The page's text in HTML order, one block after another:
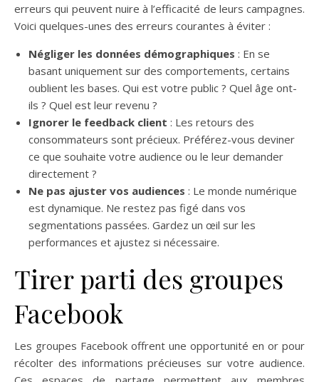
erreurs qui peuvent nuire à l’efficacité de leurs campagnes.
Voici quelques-unes des erreurs courantes à éviter :
Négliger les données démographiques : En se
basant uniquement sur des comportements, certains
oublient les bases. Qui est votre public ? Quel âge ont-
ils ? Quel est leur revenu ?
Ignorer le feedback client : Les retours des
consommateurs sont précieux. Préférez-vous deviner
ce que souhaite votre audience ou le leur demander
directement ?
Ne pas ajuster vos audiences : Le monde numérique
est dynamique. Ne restez pas figé dans vos
segmentations passées. Gardez un œil sur les
performances et ajustez si nécessaire.
Tirer parti des groupes
Facebook
Les groupes Facebook offrent une opportunité en or pour
récolter des informations précieuses sur votre audience.